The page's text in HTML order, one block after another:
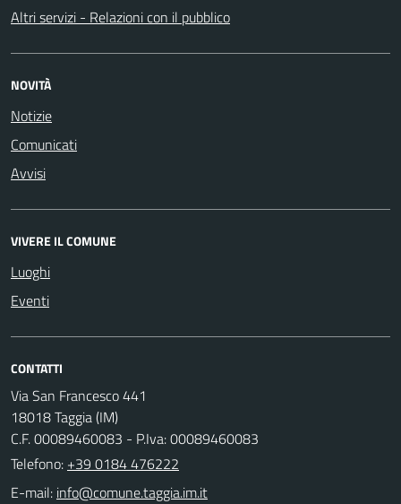
Altri servizi - Relazioni con il pubblico
NOVITÀ
Notizie
Comunicati
Avvisi
VIVERE IL COMUNE
Luoghi
Eventi
CONTATTI
Via San Francesco 441
18018 Taggia (IM)
C.F. 00089460083 - P.Iva: 00089460083
Telefono: +39 0184 476222
E-mail: